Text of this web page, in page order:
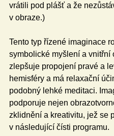
vrátili pod plášť a že
v obraze.)
Tento typ řízené imaginace
symbolické myšlení a vnitřní
zlepšuje propojení pravé a
hemisféry a má relaxační
podobný lehké meditaci.
podporuje nejen
zklidnění a kreativitu, jež se
v následující čísti programu.